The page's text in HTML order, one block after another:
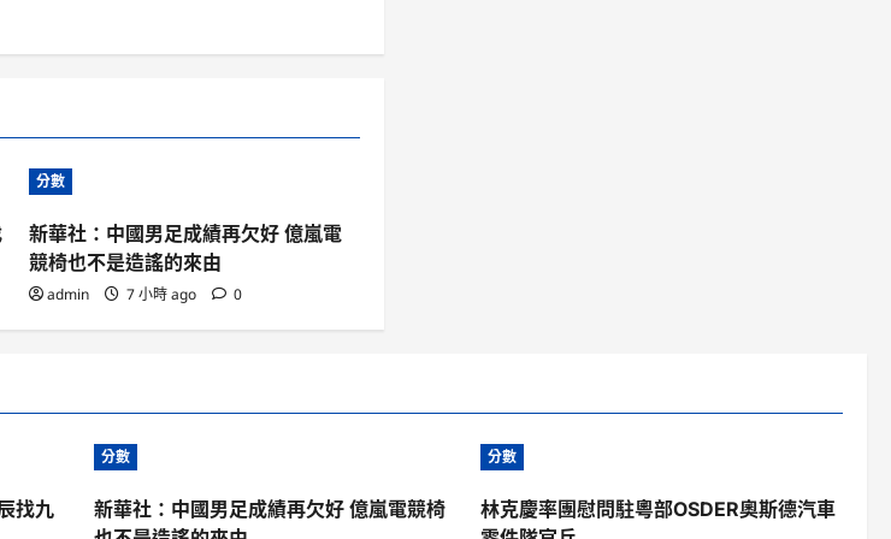
分數
新華社：中國男足成績再欠好 億嵐電
競椅也不是造謠的來由
admin 7 小時 ago 0
找九
分數
新華社：中國男足成績再欠好 億嵐電競椅
分數
林克慶率團慰問駐粵部OSDER奧斯德汽車